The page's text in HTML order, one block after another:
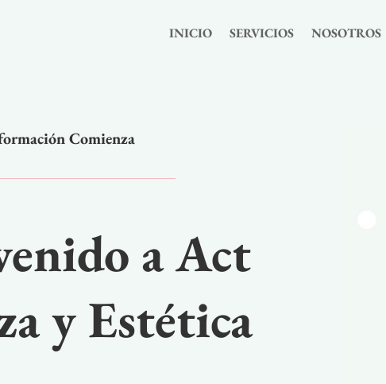
INICIO SERVICIOS NOSOTROS
Comienza
a Act
y Estética